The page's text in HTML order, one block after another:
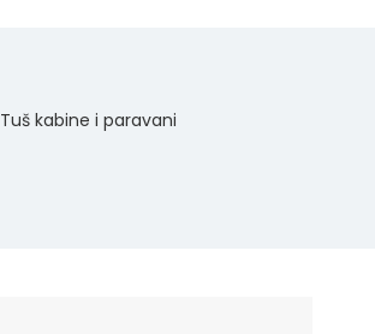
Tuš kabine i paravani